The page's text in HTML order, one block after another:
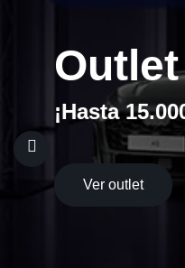
¡Hasta
Ver outlet